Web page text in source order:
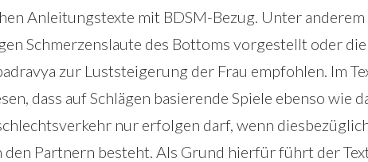
Anleitungstexte mit BDSM-Bezug. Unter
Schmerzenslaute des Bottoms vorgestellt oder
zur Luststeigerung der Frau empfohlen. Im
dass auf Schlägen basierende Spiele ebenso wie
nur erfolgen darf, wenn
den Partnern besteht. Als Grund hierfür führt der